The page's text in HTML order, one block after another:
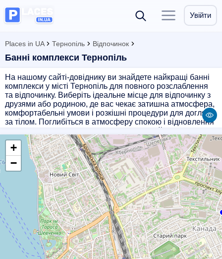
Увійти
Places in UA Тернопіль Відпочинок
Банні комплекси Тернопіль
На нашому сайті-довіднику ви знайдете найкращі банні
комплекси у місті Тернопіль для повного розслаблення
та відпочинку. Виберіть ідеальне місце для відпочинку з
друзями або родиною, де вас чекає затишна атмосфера,
комфортабельні умови і розкішні процедури для догляду
за тілом. Поглибіться в атмосферу спокою і відновлення
незабутні враження та приємні емоції. Забронюйте свій
відпочинок вже зараз і насолоджуйтеся моментом!
+
−